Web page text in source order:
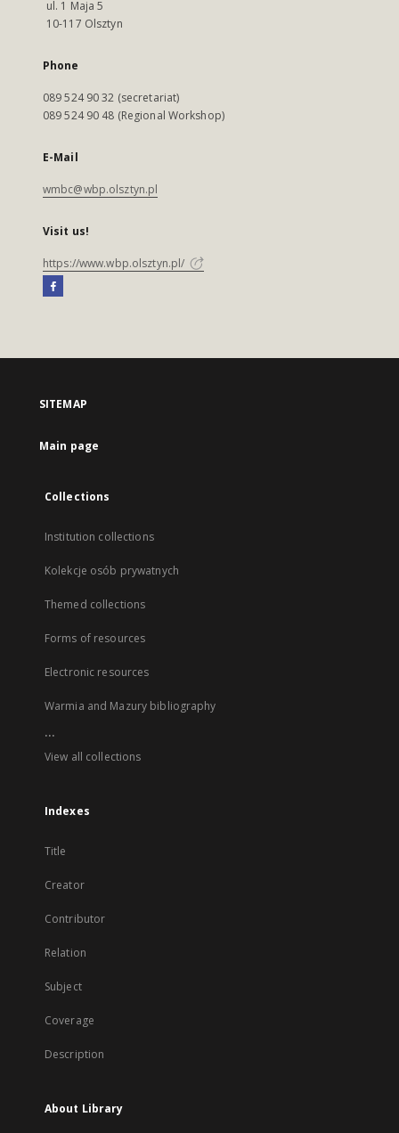
ul. 1 Maja 5
10-117 Olsztyn
Phone
089 524 90 32 (secretariat)
089 524 90 48 (Regional Workshop)
E-Mail
wmbc@wbp.olsztyn.pl
Visit us!
https://www.wbp.olsztyn.pl/
SITEMAP
Main page
Collections
Institution collections
Kolekcje osób prywatnych
Themed collections
Forms of resources
Electronic resources
Warmia and Mazury bibliography
...
View all collections
Indexes
Title
Creator
Contributor
Relation
Subject
Coverage
Description
About Library